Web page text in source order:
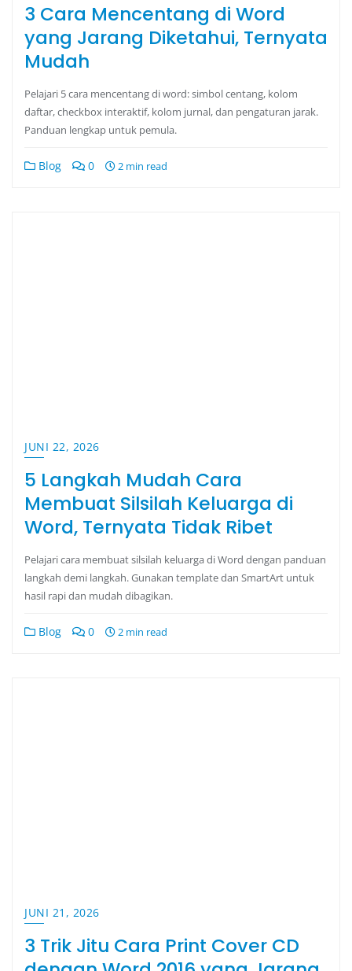
3 Cara Mencentang di Word
yang Jarang Diketahui, Ternyata
Mudah
Pelajari 5 cara mencentang di word: simbol centang, kolom
daftar, checkbox interaktif, kolom jurnal, dan pengaturan jarak.
Panduan lengkap untuk pemula.
Blog 0 2 min read
JUNI 22, 2026
5 Langkah Mudah Cara
Membuat Silsilah Keluarga di
Word, Ternyata Tidak Ribet
Pelajari cara membuat silsilah keluarga di Word dengan panduan
langkah demi langkah. Gunakan template dan SmartArt untuk
hasil rapi dan mudah dibagikan.
Blog 0 2 min read
JUNI 21, 2026
3 Trik Jitu Cara Print Cover CD